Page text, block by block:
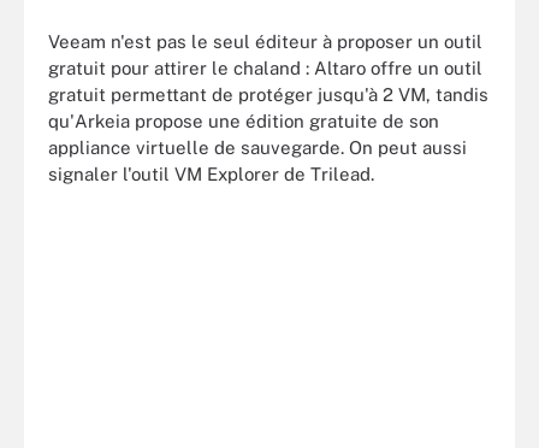
Veeam n'est pas le seul éditeur à proposer un outil
gratuit pour attirer le chaland : Altaro offre un outil
gratuit permettant de protéger jusqu'à 2 VM, tandis
qu'Arkeia propose une édition gratuite de son
appliance virtuelle de sauvegarde. On peut aussi
signaler l'outil VM Explorer de Trilead.